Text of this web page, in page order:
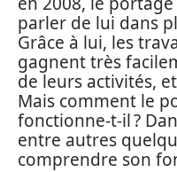
parler de lui dans
Grâce à lui, les
gagnent très
de leurs activités,
Mais comment le
fonctionne-t-il ?
entre autres
comprendre son